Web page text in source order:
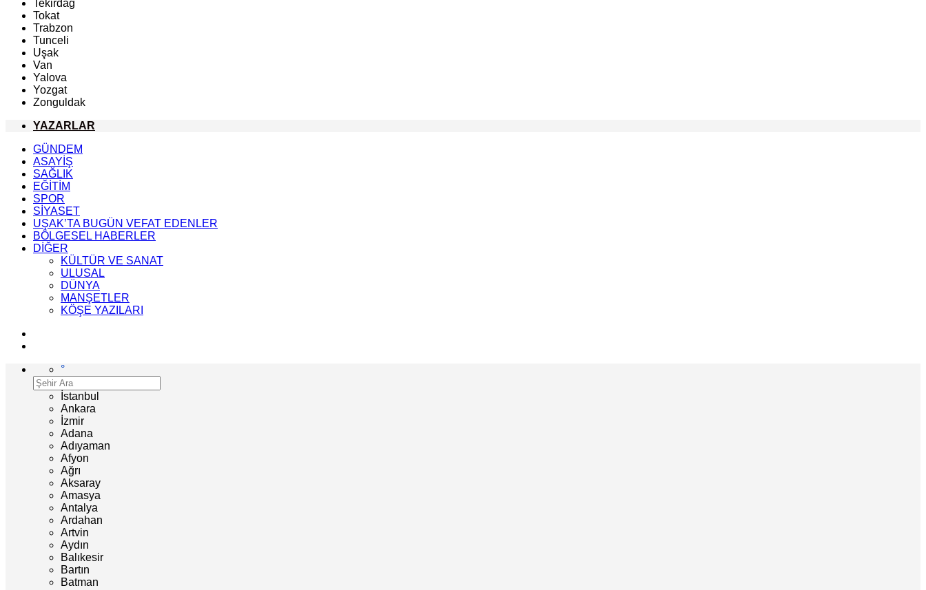
Tekirdağ
Tokat
Trabzon
Tunceli
Uşak
Van
Yalova
Yozgat
Zonguldak
YAZARLAR
GÜNDEM
ASAYİŞ
SAĞLIK
EĞİTİM
SPOR
SİYASET
UŞAK’TA BUGÜN VEFAT EDENLER
BÖLGESEL HABERLER
DİĞER
KÜLTÜR VE SANAT
ULUSAL
DÜNYA
MANŞETLER
KÖŞE YAZILARI
°
İstanbul
Ankara
İzmir
Adana
Adıyaman
Afyon
Ağrı
Aksaray
Amasya
Antalya
Ardahan
Artvin
Aydın
Balıkesir
Bartın
Batman